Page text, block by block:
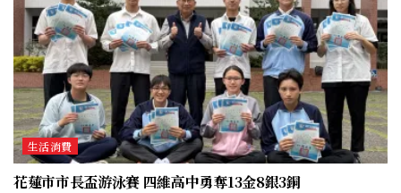
生活消費
花蓮市市長盃游泳賽 四維高中勇奪13金8銀3銅